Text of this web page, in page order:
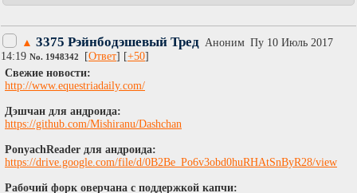
▲ 3375 Рэйнбодэшевый Тред Аноним Пy 10 Июль 2017
14:19 No. 1948342 [Ответ] [+50]
Cвежие новости:
http://www.equestriadaily.com/
Дэшчан для андроида:
https://github.com/Mishiranu/Dashchan
PonyachReader для андроида:
https://drive.google.com/file/d/0B2Be_Po6v3obd0huRHAtSnByR28/view
Рабочий форк оверчана с поддержкой капчи: